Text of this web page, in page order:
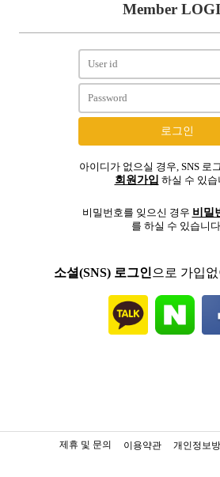
Member
아이디가 없으실 경우, SNS 로
회원가입 하실 수 있습
비밀번호를 잊으신 경우 비밀
를 하실 수 있습니
소셜(SNS) 로그인 으로 가입
개인정보
이용약관
제휴 및 문의